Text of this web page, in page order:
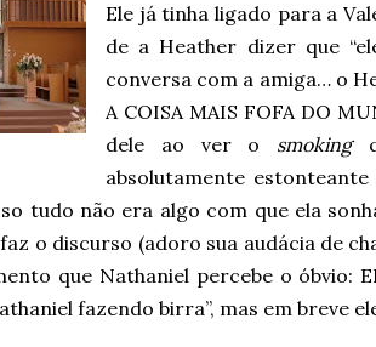
Ele já tinha ligado para a
de a Heather dizer que
conversa com a amiga… o
A COISA MAIS FOFA DO
dele ao ver o smoking
absolutamente
tudo não era algo com que ela
o discurso (adoro sua audácia de
que Nathaniel percebe o óbvio:
fazendo birra”, mas em breve